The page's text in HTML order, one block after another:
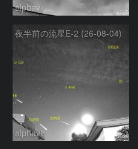
alphavir
夜半前の流星E-2 (26-08-04)
alphavir